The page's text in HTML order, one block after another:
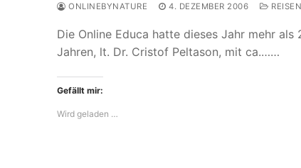
ONLINEBYNATURE 4. DEZEMBER 2006 REISEN
Die Online Educa hatte dieses Jahr mehr
Jahren, lt. Dr. Cristof Peltason, mit ca.……
Gefällt mir:
Wird geladen …